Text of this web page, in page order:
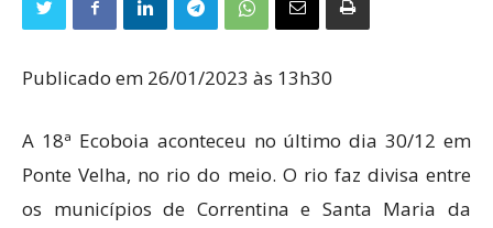
Publicado em 26/01/2023 às 13h30
A 18ª Ecoboia aconteceu no último dia 30/12 em
Ponte Velha, no rio do meio. O rio faz divisa entre
os municípios de Correntina e Santa Maria da